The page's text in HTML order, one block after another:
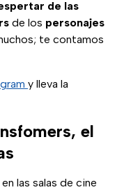
de las
de los personajes
te contamos
y lleva la
el
las salas de cine